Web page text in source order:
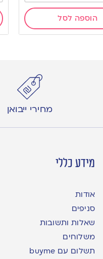
הוספה לסל
מחירי ייבואן
מידע כללי
אודות
סניפים
שאלות ותשובות
משלוחים
תשלום עם buyme